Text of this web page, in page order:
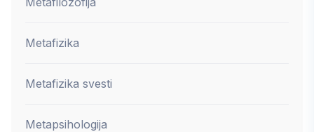
Metafizika
Metafizika svesti
Metapsihologija